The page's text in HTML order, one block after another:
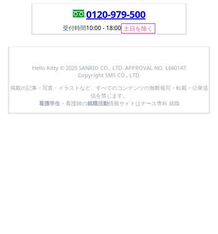
0120-979-500
受付時間10:00 - 18:00 土日を除く
Hello Kitty © 2025 SANRIO CO., LTD. APPROVAL NO. L660147
Copyright SMS CO., LTD.
掲載の記事・写真・イラストなど、すべてのコンテンツの無断複写・転載・公衆送
信を禁じます。
看護学生 ・看護師の就職活動情報サイトはナース専科 就職